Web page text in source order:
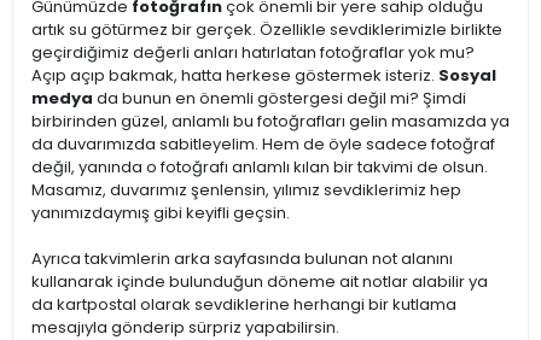
Günümüzde fotoğrafınçok önemli bir yere sahip olduğu
artık su götürmez bir gerçek. Özellikle sevdiklerimizle birlikte
geçirdiğimiz değerli anları hatırlatan fotoğraflar yok mu?
Açıp açıp bakmak, hatta herkese göstermek isteriz. Sosyal
medya da bunun en önemli göstergesi değil mi? Şimdi
birbirinden güzel, anlamlı bu fotoğrafları gelin masamızda ya
da duvarımızda sabitleyelim. Hem de öyle sadece fotoğraf
değil, yanında o fotoğrafı anlamlı kılan bir takvimi de olsun.
Masamız, duvarımız şenlensin, yılımız sevdiklerimiz hep
yanımızdaymış gibi keyifli geçsin.
Ayrıca takvimlerin arka sayfasında bulunan not alanını
kullanarak içinde bulunduğun döneme ait notlar alabilir ya
da kartpostal olarak sevdiklerine herhangi bir kutlama
mesajıyla gönderip sürpriz yapabilirsin.